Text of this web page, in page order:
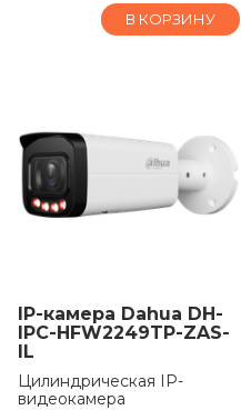
В КОРЗИНУ
IP-камера Dahua DH-
IPC-HFW2249TP-ZAS-
IL
Цилиндрическая IP-
видеокамера